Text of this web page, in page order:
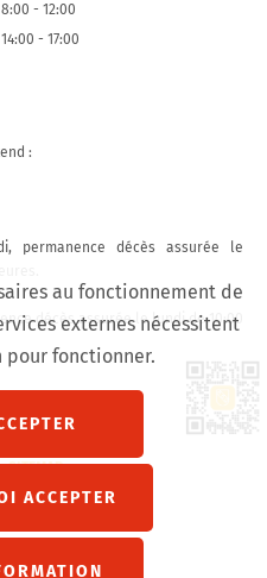
Lien
8:00 - 12:00
14:00 - 17:00
:
permanence décès assurée le
décès assurée le lundi de 10:00
SITEMAP
au fonctionnement de
externes nécessitent
fonctionner.
ACCEPTER